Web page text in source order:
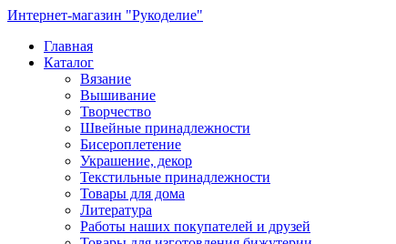
Интернет-магазин "Рукоделие"
Главная
Каталог
Вязание
Вышивание
Творчество
Швейные принадлежности
Бисероплетение
Украшение, декор
Текстильные принадлежности
Товары для дома
Литература
Работы наших покупателей и друзей